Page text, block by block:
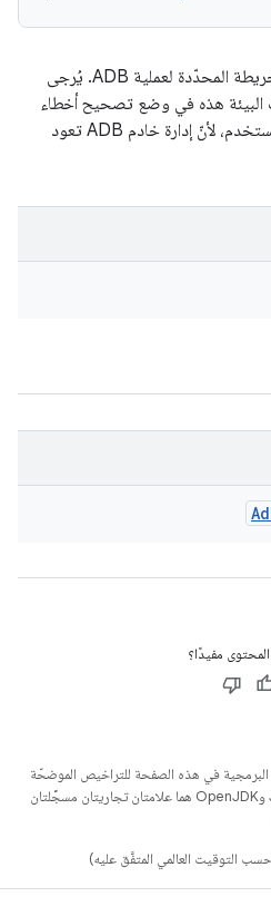
أضِف جميع متغيرات البيئة من الخريطة المحدّدة لعملية ADB. يُرجى
البيئة هذه في وضع تصحيح أخطاء
Android (ADB) الذي يديره المستخدم، لأنّ إدارة خادم ADB تعود
مفيدًا؟
في هذه الصفحة للتراخيص الموضحّة
. إنّ Java وOpenJDK هما علامتان تجاريتان مسجَّلتان